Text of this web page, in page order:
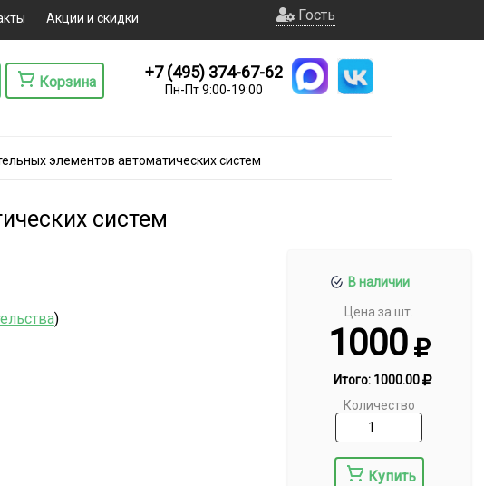
Акции и скидки Гость
Корзина
+7 (495) 374-67-62
Пн-Пт 9:00-19:00
элементов автоматических систем
систем
В наличии
Цена за шт.
1000
Итого: 1000.00
Количество
Купить
)